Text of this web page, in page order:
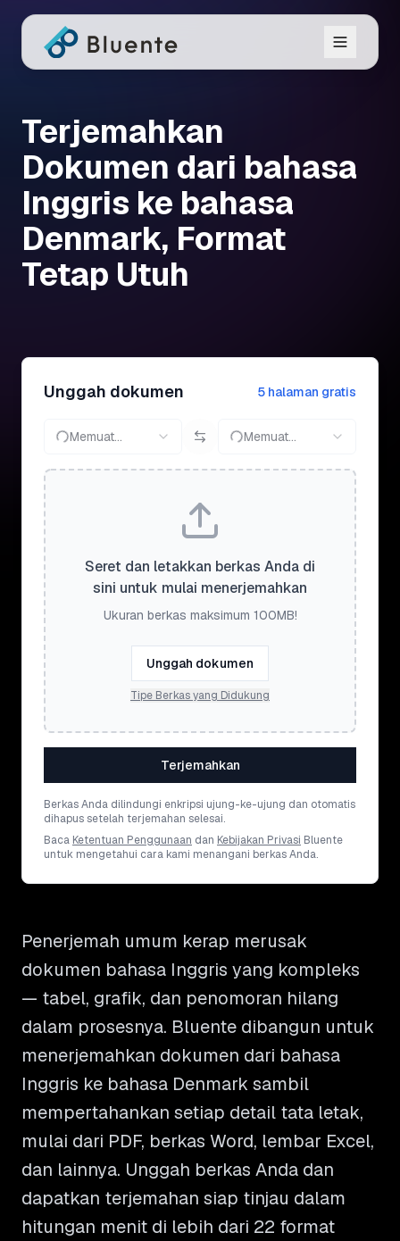
Terjemahkan
Dokumen dari bahasa
Inggris ke bahasa
Denmark, Format
Tetap Utuh
Unggah dokumen 5 halaman gratis
Memuat... Memuat...
Seret dan letakkan berkas Anda di
sini untuk mulai menerjemahkan
Ukuran berkas maksimum 100MB!
Unggah dokumen
Tipe Berkas yang Didukung
Terjemahkan
Berkas Anda dilindungi enkripsi ujung-ke-ujung dan otomatis
dihapus setelah terjemahan selesai.
Baca Ketentuan Penggunaan dan Kebijakan Privasi Bluente
untuk mengetahui cara kami menangani berkas Anda.
Penerjemah umum kerap merusak
dokumen bahasa Inggris yang kompleks
— tabel, grafik, dan penomoran hilang
dalam prosesnya. Bluente dibangun untuk
menerjemahkan dokumen dari bahasa
Inggris ke bahasa Denmark sambil
mempertahankan setiap detail tata letak,
mulai dari PDF, berkas Word, lembar Excel,
dan lainnya. Unggah berkas Anda dan
dapatkan terjemahan siap tinjau dalam
hitungan menit di lebih dari 22 format